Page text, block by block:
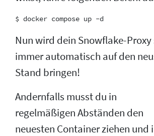
Nun wird dein Snowflake-Proxy
immer automatisch auf den
Stand bringen!
Andernfalls musst du in
regelmäßigen Abständen den
neuesten Container ziehen und